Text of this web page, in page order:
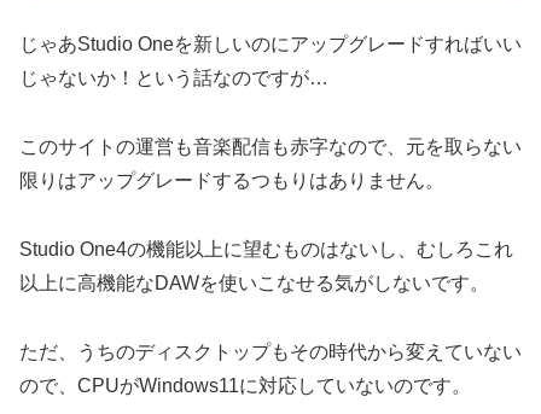
じゃあStudio Oneを新しいのにアップグレードすればいい
じゃないか！という話なのですが…
このサイトの運営も音楽配信も赤字なので、元を取らない
限りはアップグレードするつもりはありません。
Studio One4の機能以上に望むものはないし、むしろこれ
以上に高機能なDAWを使いこなせる気がしないです。
ただ、うちのディスクトップもその時代から変えていない
ので、CPUがWindows11に対応していないのです。